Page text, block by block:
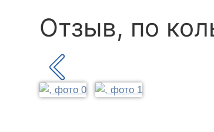
Отзыв, по